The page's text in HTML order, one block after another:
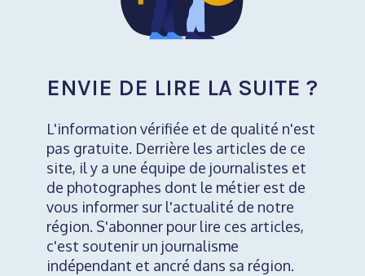
ENVIE DE LIRE LA SUITE ?
L'information vérifiée et de qualité n'est
pas gratuite. Derrière les articles de ce
site, il y a une équipe de journalistes et
de photographes dont le métier est de
vous informer sur l'actualité de notre
région. S'abonner pour lire ces articles,
c'est soutenir un journalisme
indépendant et ancré dans sa région.